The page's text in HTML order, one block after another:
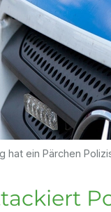
hat ein Pärchen